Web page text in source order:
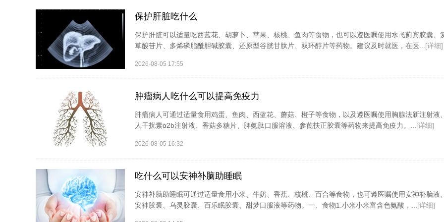
保护肝脏吃什么
保护肝脏可以适量吃西蓝花、胡萝卜、苹果、核桃、鱼肉等食物，也可以遵医嘱使用水飞蓟宾胶囊、
草酸苷片、多烯磷脂酰胆碱胶囊、还原型谷胱甘肽片、双环醇片等药物。建议及时就医，在医... [详细]
2026-08-05 17:55
肿瘤病人吃什么可以提高免疫力
肿瘤病人可通过适量食用鸡蛋、鱼肉、西蓝花、蘑菇、橙子等食物，以及遵医嘱使用胸腺法新注射液
人干扰素α2b注射液、香菇多糖片、脾氨肽口服溶液、参芪扶正胶囊等药物来提高免疫力。... [详细]
2026-08-05 16:32
吃什么可以安神补脑助睡眠
安神补脑助睡眠可通过适量食用小米、牛奶、香蕉、核桃、百合等食物，也可遵医嘱使用安神补脑液
安神胶囊、乌灵胶囊、百乐眠胶囊、甜梦口服液等药物。一、食物1.小米小米富含色氨酸，... [详细]